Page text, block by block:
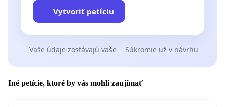
Vytvoriť petíciu
Vaše údaje zostávajú vaše Súkromie už v návrhu
Iné petície, ktoré by vás mohli zaujímať